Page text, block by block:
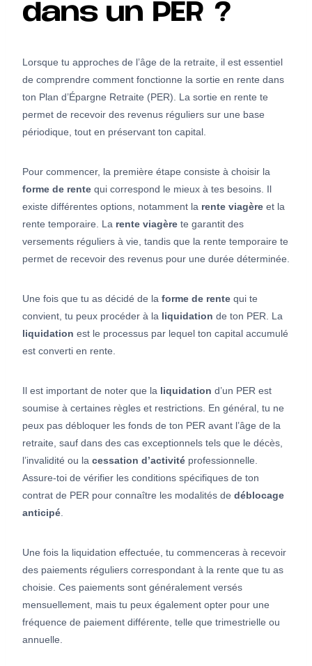
dans un PER ?
Lorsque tu approches de l’âge de la retraite, il est essentiel
de comprendre comment fonctionne la sortie en rente dans
ton Plan d’Épargne Retraite (PER). La sortie en rente te
permet de recevoir des revenus réguliers sur une base
périodique, tout en préservant ton capital.
Pour commencer, la première étape consiste à choisir la
forme de rente qui correspond le mieux à tes besoins. Il
existe différentes options, notamment la rente viagère et la
rente temporaire. La rente viagère te garantit des
versements réguliers à vie, tandis que la rente temporaire te
permet de recevoir des revenus pour une durée déterminée.
Une fois que tu as décidé de la forme de rente qui te
convient, tu peux procéder à la liquidation de ton PER. La
liquidation est le processus par lequel ton capital accumulé
est converti en rente.
Il est important de noter que la liquidation d’un PER est
soumise à certaines règles et restrictions. En général, tu ne
peux pas débloquer les fonds de ton PER avant l’âge de la
retraite, sauf dans des cas exceptionnels tels que le décès,
l’invalidité ou la cessation d’activité professionnelle.
Assure-toi de vérifier les conditions spécifiques de ton
contrat de PER pour connaître les modalités de déblocage
anticipé
Une fois la liquidation effectuée, tu commenceras à recevoir
des paiements réguliers correspondant à la rente que tu as
choisie. Ces paiements sont généralement versés
mensuellement, mais tu peux également opter pour une
fréquence de paiement différente, telle que trimestrielle ou
annuelle.